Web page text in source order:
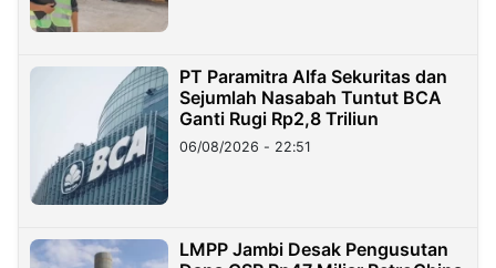
PT Paramitra Alfa Sekuritas dan
Sejumlah Nasabah Tuntut BCA
Ganti Rugi Rp2,8 Triliun
06/08/2026 - 22:51
LMPP Jambi Desak Pengusutan